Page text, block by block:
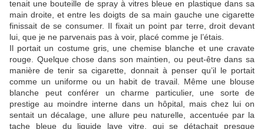
tenait une bouteille de spray à vitres bleue en plastique dans sa
main droite, et entre les doigts de sa main gauche une cigarette
finissait de se consumer. Il fixait un point par terre, droit devant
lui, que je ne parvenais pas à voir, placé comme je l’étais.
Il portait un costume gris, une chemise blanche et une cravate
rouge. Quelque chose dans son maintien, ou peut-être dans sa
manière de tenir sa cigarette, donnait à penser qu’il le portait
comme un uniforme ou un habit de travail. Même une blouse
blanche peut conférer un charme particulier, une sorte de
prestige au moindre interne dans un hôpital, mais chez lui on
sentait un décalage, une allure peu naturelle, accentuée par la
tache bleue du liquide lave vitre, qui se détachait presque